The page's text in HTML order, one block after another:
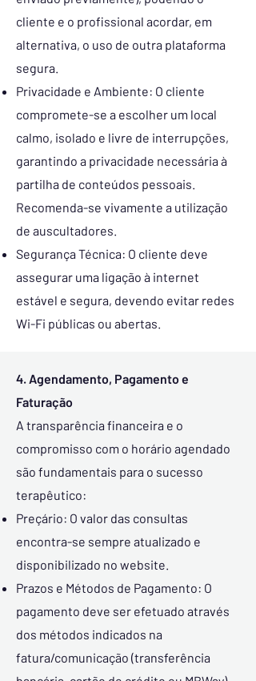
cliente e o profissional acordar, em
alternativa, o uso de outra plataforma
segura.
Privacidade e Ambiente: O cliente
compromete-se a escolher um local
calmo, isolado e livre de interrupções,
garantindo a privacidade necessária à
partilha de conteúdos pessoais.
Recomenda-se vivamente a utilização
de auscultadores.
Segurança Técnica: O cliente deve
assegurar uma ligação à internet
estável e segura, devendo evitar redes
Wi-Fi públicas ou abertas.
4. Agendamento, Pagamento e
Faturação
A transparência financeira e o
compromisso com o horário agendado
são fundamentais para o sucesso
terapêutico:
Preçário: O valor das consultas
encontra-se sempre atualizado e
disponibilizado no website.
Prazos e Métodos de Pagamento: O
pagamento deve ser efetuado através
dos métodos indicados na
fatura/comunicação (transferência